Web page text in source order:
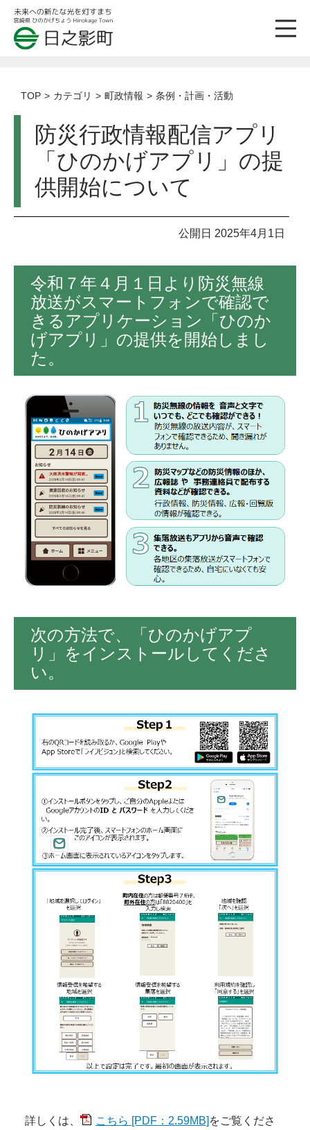
TOP カテゴリ 町政情報 条例・計画・活動
防災行政情報配信アプリ
「ひのかげアプリ」の提
供開始について
公開日 2025年4月1日
令和７年４月１日より防災無線
放送がスマートフォンで確認で
きるアプリケーション「ひのか
げアプリ」の提供を開始しまし
た。
次の方法で、「ひのかげアプ
リ」をインストールしてくださ
い。
詳しくは、 こちら [PDF：2.59MB] をご覧くださ